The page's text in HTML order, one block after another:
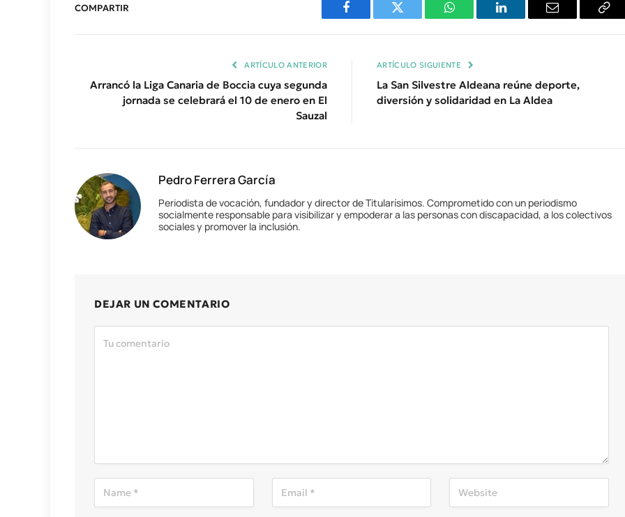
COMPARTIR
Facebook Twitter WhatsAppLinkedIn Email
ARTÍCULO ANTERIOR
Arrancó la Liga Canaria de Boccia cuya segunda
jornada se celebrará el 10 de enero en El
Sauzal
ARTÍCULO SIGUIENTE
La San Silvestre Aldeana reúne deporte,
diversión y solidaridad en La Aldea
Pedro Ferrera García
Periodista de vocación, fundador y director de Titularísimos. Comprometido con un periodismo
socialmente responsable para visibilizar y empoderar a las personas con discapacidad, a los colectivos
sociales y promover la inclusión.
DEJAR UN COMENTARIO